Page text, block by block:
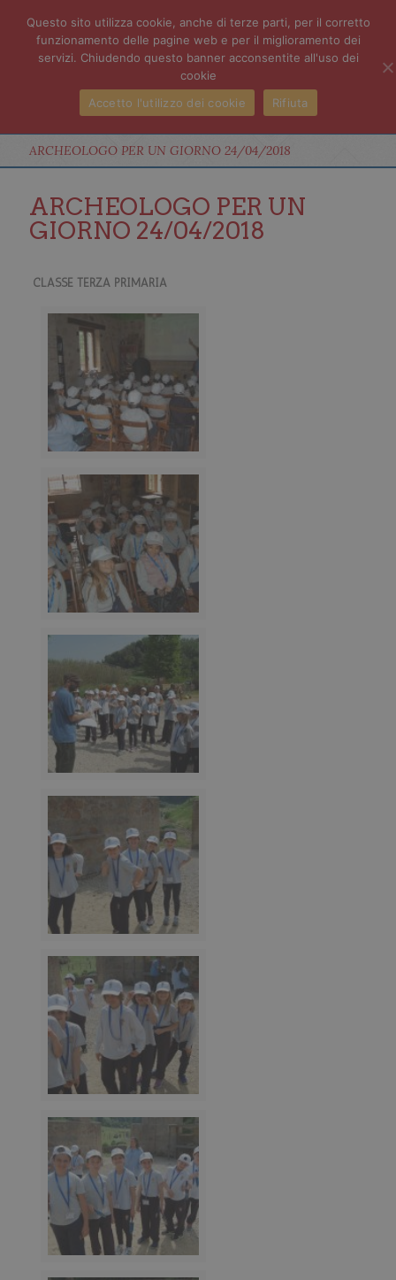
ARCHEOLOGO PER UN GIORNO 24/04/2018
ARCHEOLOGO PER UN
GIORNO 24/04/2018
CLASSE TERZA PRIMARIA
Questo sito utilizza cookie, anche di terze parti, per il corretto
funzionamento delle pagine web e per il miglioramento dei
servizi. Chiudendo questo banner acconsentite all'uso dei
cookie
Accetto l'utilizzo dei cookie
Rifiuta